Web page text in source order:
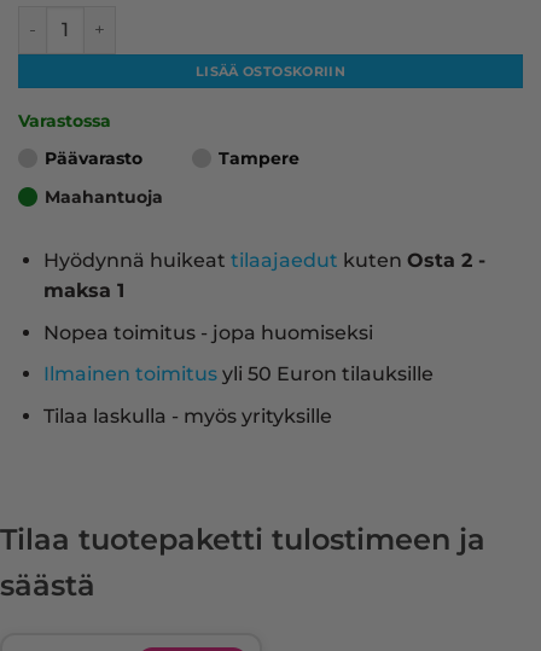
HP 503A laserkasetti, magenta – tarvike, premium määrä
LISÄÄ OSTOSKORIIN
Varastossa
Päävarasto
Tampere
Maahantuoja
Hyödynnä huikeat tilaajaedut kuten Osta 2 -
maksa 1
Nopea toimitus - jopa huomiseksi
Ilmainen toimitusyli 50 Euron tilauksille
Tilaa laskulla - myös yrityksille
Tilaa tuotepaketti tulostimeen ja
säästä